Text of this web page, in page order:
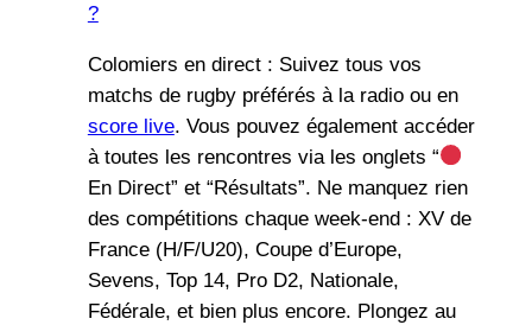
?
Colomiers en direct : Suivez tous vos
matchs de rugby préférés à la radio ou en
score live. Vous pouvez également accéder
à toutes les rencontres via les onglets “
En Direct” et “Résultats”. Ne manquez rien
des compétitions chaque week-end : XV de
France (H/F/U20), Coupe d’Europe,
Sevens, Top 14, Pro D2, Nationale,
Fédérale, et bien plus encore. Plongez au